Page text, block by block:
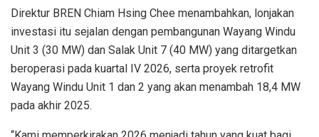
Direktur BREN Chiam Hsing Chee menambahkan, lonjakan
investasi itu sejalan dengan pembangunan Wayang Windu
Unit 3 (30 MW) dan Salak Unit 7 (40 MW) yang ditargetkan
beroperasi pada kuartal IV 2026, serta proyek retrofit
Wayang Windu Unit 1 dan 2 yang akan menambah 18,4 MW
pada akhir 2025.